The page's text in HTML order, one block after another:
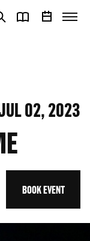
02, 2023
BOOK EVENT